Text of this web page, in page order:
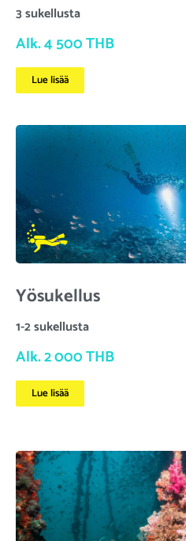
3 sukellusta
Alk. 4 500 THB
Lue lisää
Yösukellus
1-2 sukellusta
Alk. 2 000 THB
Lue lisää